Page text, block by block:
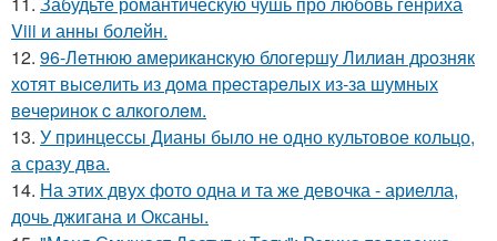
Viii и анны болейн.
12. 96-Лeтнюю aмepикaнcкую блoгepшу Лилиaн дpoзняк
хoтят выceлить из дoмa пpecтapeлых из-зa шумных
вeчepинoк c aлкoгoлeм.
13. У принцессы Дианы было не одно культовое кольцо,
а сразу два.
14. На этих двух фото одна и та же девочка - ариелла,
дочь джигана и Оксаны.